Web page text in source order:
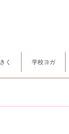
きく 学校ヨガ